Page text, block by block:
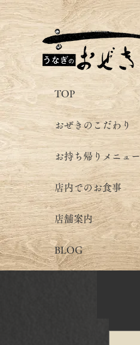
TOP
おぜきのこだわり
お持ち帰りメニュー
店内でのお食事
店舗案内
BLOG